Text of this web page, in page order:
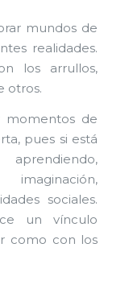
mundos de
realidades.
los arrullos,
otros.
momentos de
pues si está
imaginación,
sociales.
un vínculo
como con los